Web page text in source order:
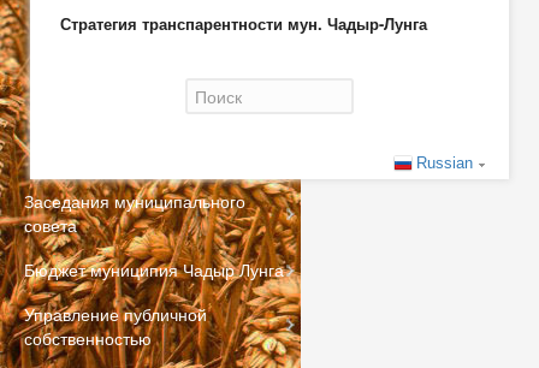
Стратегия транспарентности мун. Чадыр-Лунга
Russian
Заседания муниципального
совета
Бюджет муниципия Чадыр Лунга
Управление публичной
собственностью